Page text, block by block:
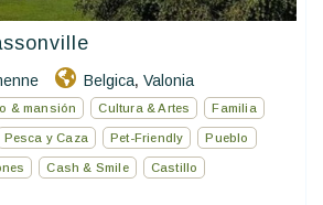
Belgica, Valonia
& mansión Cultura & Artes Familia
Pesca y Caza Pet-Friendly Pueblo
Cash & Smile Castillo